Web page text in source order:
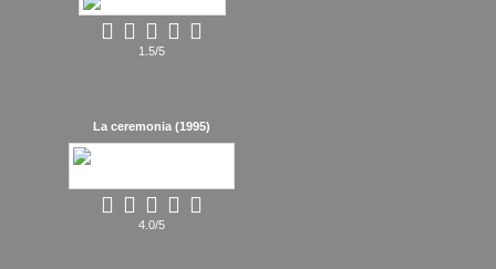
1.5/5
La ceremonia (1995)
4.0/5